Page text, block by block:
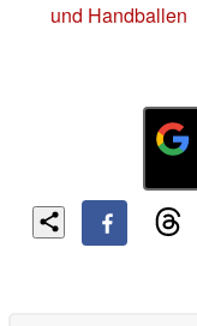
und Handballen